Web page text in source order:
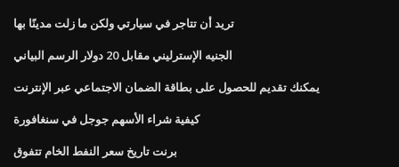
تريد أن تتاجر في سيارتي ولكن ما زلت مدينًا بها
الجنيه الإسترليني مقابل 20 دولار الرسم البياني
يمكنك تقديم للحصول على بطاقة الضمان الاجتماعي عبر الإنترنت
كيفية شراء الأسهم جوجل في سنغافورة
برنت تاريخ سعر النفط الخام تتفوق